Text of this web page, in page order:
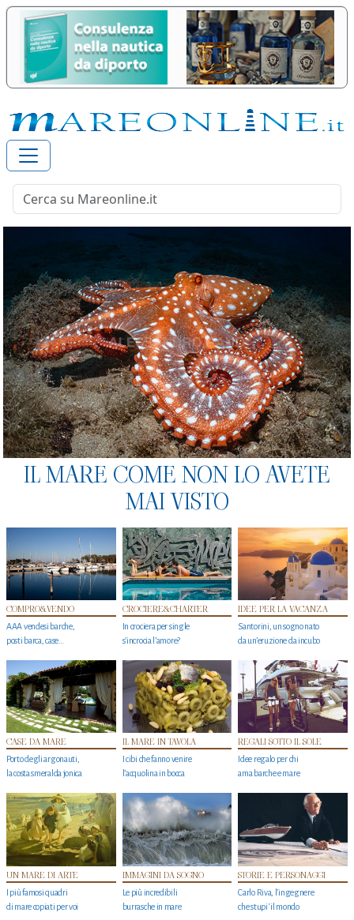
IL MARE COME NON LO AVETE
MAI VISTO
COMPRO&VENDO
AAA vendesi barche,
posti barca, case…
CROCIERE&CHARTER
In crociera per single
s'incrocia l’amore?
IDEE PER LA VACANZA
Santorini, un sogno nato
da un’eruzione da incubo
CASE DA MARE
Porto degli argonauti,
la costa smeralda jonica
IL MARE IN TAVOLA
I cibi che fanno venire
l’acquolina in bocca
REGALI SOTTO IL SOLE
Idee regalo per chi
ama barche e mare
UN MARE DI ARTE
I più famosi quadri
di mare copiati per voi
IMMAGINI DA SOGNO
Le più incredibili
burrasche in mare
STORIE E PERSONAGGI
Carlo Riva, l’ingegnere
che stupi' il mondo